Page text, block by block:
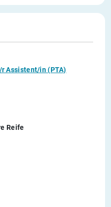
Assistent/in (PTA)
Reife